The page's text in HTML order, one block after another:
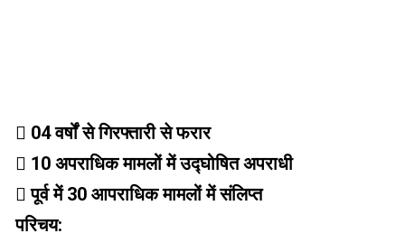
 04 वर्षों से गिरफ्तारी से फरार
 10 अपराधिक मामलों में उद्घोषित अपराधी
 पूर्व में 30 आपराधिक मामलों में संलिप्त
परिचय: